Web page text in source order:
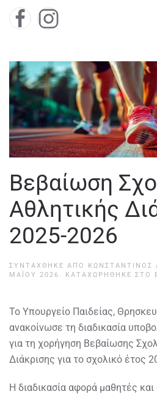
Skip to main content
Βεβαίωση
Αθλητικής
2025-2026
ΣΥΝΤΆΧΘΗΚΕ ΑΠΌ ΚΩΝΣΤΑΝΤΊΝΟΣ
ΜΑΪ́ΟΥ 2026 . ΚΑΤΑΧΩΡΉΘΗΚΕ ΣΤΟ
Το Υπουργείο Παιδείας,
ανακοίνωσε τη διαδικασία
για τη χορήγηση Βεβαίωσης
Διάκρισης για το σχολικό έτος
Η διαδικασία αφορά μαθητές και